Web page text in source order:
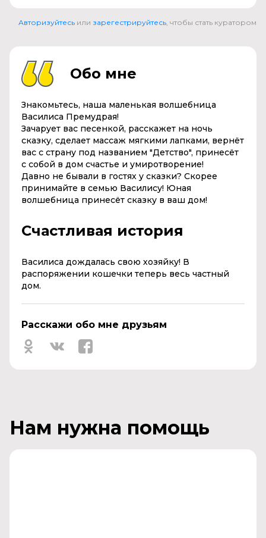
Авторизуйтесь или зарегестрируйтесь , чтобы стать куратором
Обо мне
Знакомьтесь, наша маленькая волшебница
Василиса Премудрая!
Зачарует вас песенкой, расскажет на ночь
сказку, сделает массаж мягкими лапками, вернёт
вас с страну под названием "Детство", принесёт
с собой в дом счастье и умиротворение!
Давно не бывали в гостях у сказки? Скорее
принимайте в семью Василису! Юная
волшебница принесёт сказку в ваш дом!
Счастливая история
Василиса дождалась свою хозяйку! В
распоряжении кошечки теперь весь частный
дом.
Расскажи обо мне друзьям
Нам нужна помощь